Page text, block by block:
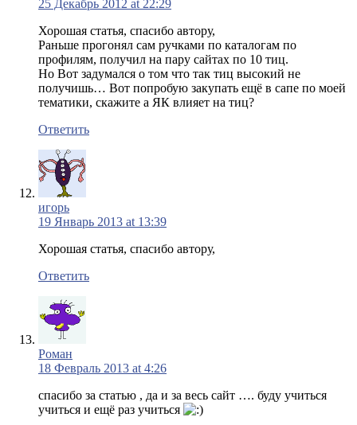
25 Декабрь 2012 at 22:29
Хорошая статья, спасибо автору,
Раньше прогонял сам ручками по каталогам по
профилям, получил на пару сайтах по 10 тиц.
Но Вот задумался о том что так тиц высокий не
получишь… Вот попробую закупать ещё в сапе по моей
тематики, скажите а ЯК влияет на тиц?
Ответить
игорь
19 Январь 2013 at 13:39
Хорошая статья, спасибо автору,
Ответить
Роман
18 Февраль 2013 at 4:26
спасибо за статью , да и за весь сайт …. буду учиться
учиться и ещё раз учиться